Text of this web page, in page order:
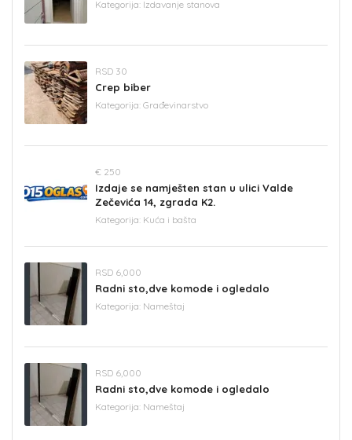
Kategorija: Izdavanje stanova
RSD 30
Crep biber
Kategorija: Građevinarstvo
€ 250
Izdaje se namješten stan u ulici Valde
Zečevića 14, zgrada K2.
Kategorija: Kuća i bašta
RSD 6,000
Radni sto,dve komode i ogledalo
Kategorija: Nameštaj
RSD 6,000
Radni sto,dve komode i ogledalo
Kategorija: Nameštaj